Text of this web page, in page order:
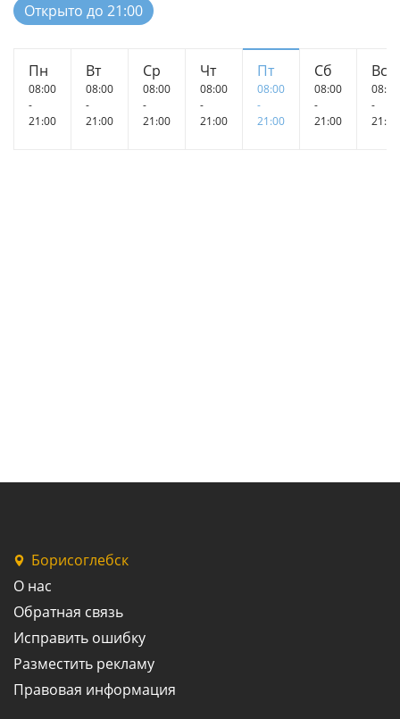
Открыто до 21:00
Пн
08:00
-
21:00
Вт
08:00
-
21:00
Ср
08:00
-
21:00
Чт
08:00
-
21:00
Пт
08:00
-
21:00
Сб
08:00
-
21:00
Вс
08:00
-
21:00
Борисоглебск
О нас
Обратная связь
Исправить ошибку
Разместить рекламу
Правовая информация